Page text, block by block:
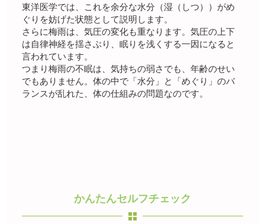
東洋医学では、これを余分な水分（湿（しつ））がめ
ぐりを妨げた状態として説明します。
さらに梅雨は、気圧の変化も重なります。気圧の上下
は自律神経を揺さぶり、眠りを浅くする一因になると
言われています。
つまり梅雨の不眠は、気持ちの弱さでも、年齢のせい
でもありません。体の中で「水分」と「めぐり」のバ
ランスが乱れた、体の仕組みの問題なのです。
かんたんセルフチェック